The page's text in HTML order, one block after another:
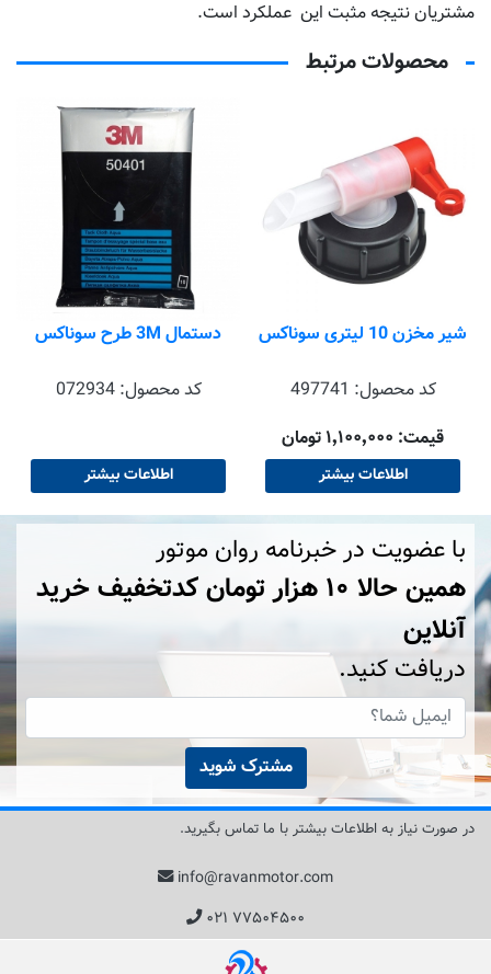
مشتریان نتیجه مثبت این عملکرد است.
محصولات مرتبط
شیر مخزن 10 لیتری سوناکس
کد محصول: 497741
قیمت: ۱٬۱۰۰٬۰۰۰ تومان
اطلاعات بیشتر
دستمال 3M طرح سوناکس
کد محصول:072934
اطلاعات بیشتر
با عضویت در خبرنامه روان موتور
همین حالا ۱۰ هزار تومان کد‌تخفیف خرید
آنلاین
دریافت کنید.
مشترک شوید
در صورت نیاز به اطلاعات بیشتر با ما تماس بگیرید.
info@ravanmotor.com
۰۲۱ ۷۷۵۰۴۵۰۰